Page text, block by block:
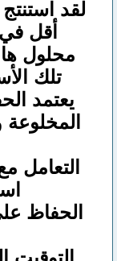
أقل
تلك
يعتمد
التعامل
الحفاظ